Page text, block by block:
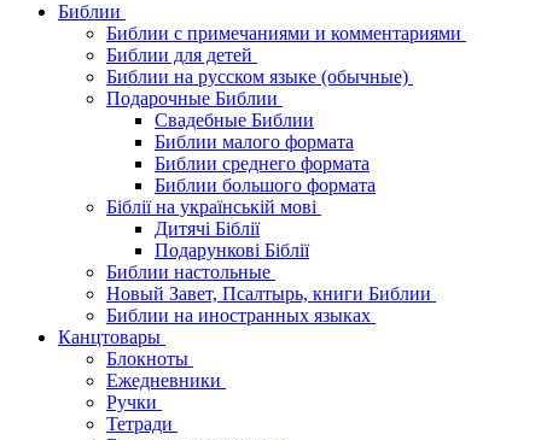
Библии
Библии с примечаниями и комментариями
Библии для детей
Библии на русском языке (обычные)
Подарочные Библии
Свадебные Библии
Библии малого формата
Библии среднего формата
Библии большого формата
Біблії на українській мові
Дитячі Біблії
Подарункові Біблії
Библии настольные
Новый Завет, Псалтырь, книги Библии
Библии на иностранных языках
Канцтовары
Блокноты
Ежедневники
Ручки
Тетради